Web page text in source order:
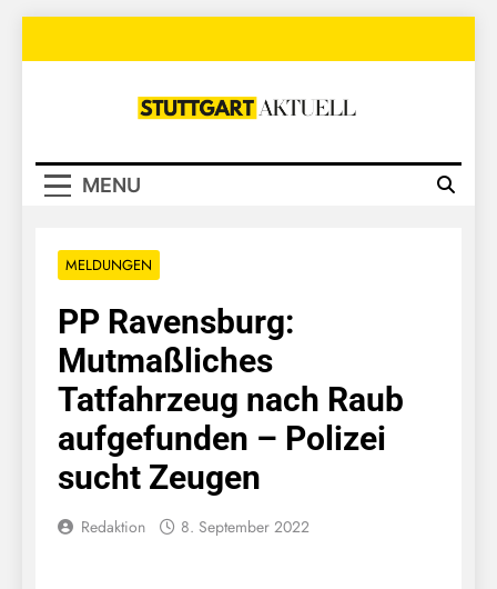
Stuttgart
MENU
MELDUNGEN
PP Ravensburg:
Mutmaßliches
Tatfahrzeug nach Raub
aufgefunden – Polizei
sucht Zeugen
Redaktion 8. September 2022